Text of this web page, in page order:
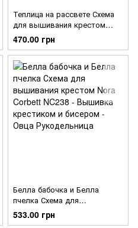
Теплица на рассвете Схема
для вышивания крестом
Nora Corbett NC308
470.00 грн
Белла бабочка и Белла
пчелка Схема для
вышивания крестом Nora
Corbett NC238
533.00 грн